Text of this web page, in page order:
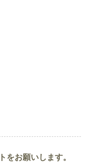
をお願いします。